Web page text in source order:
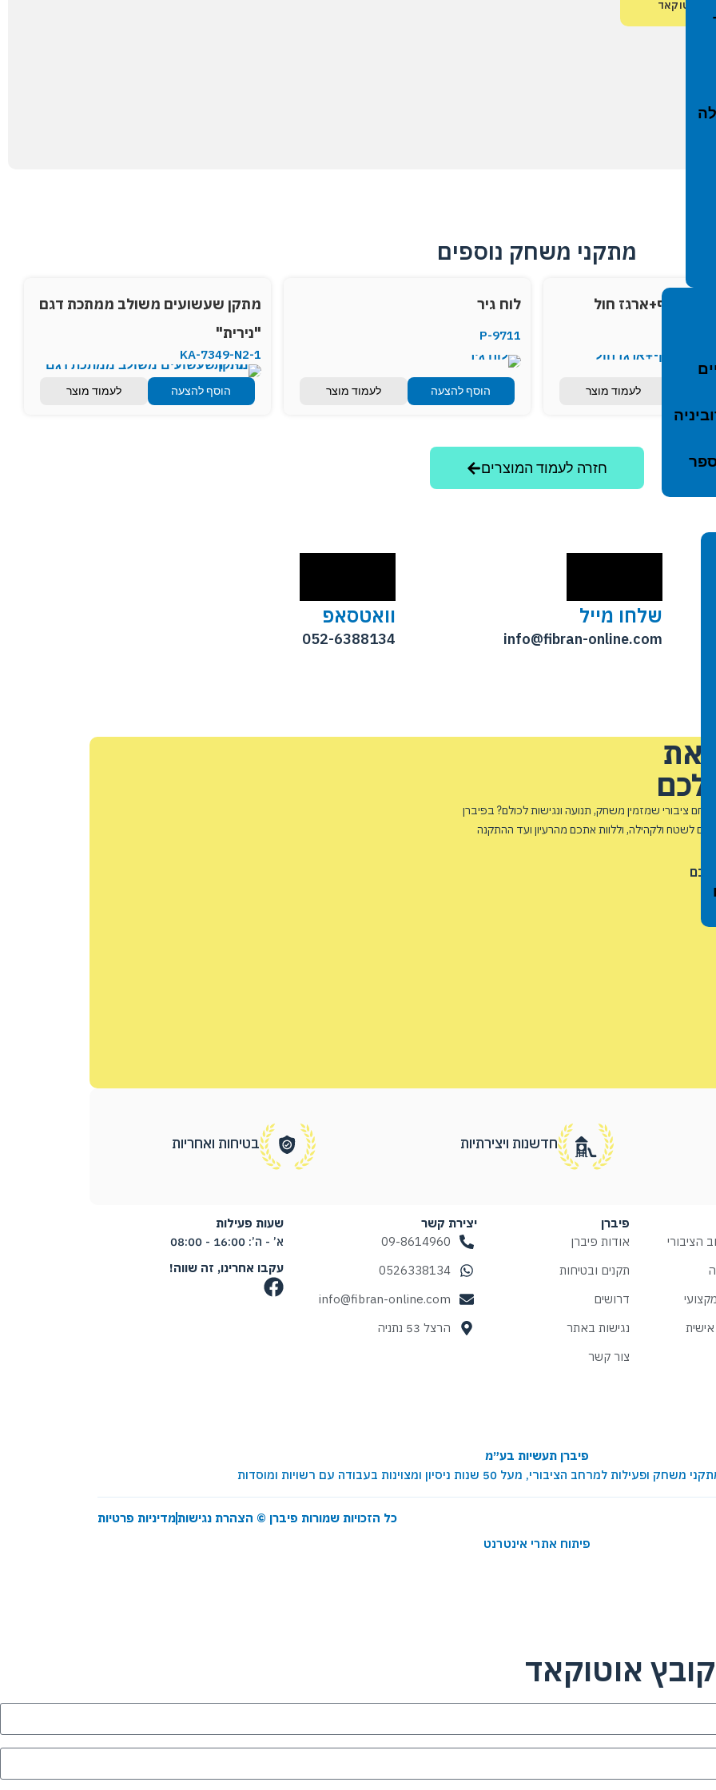
חול, סככות צל והצללות
נופש פעיל
אוטוקאד
מתקני משחק נוספים
פלרוף+ארגז חול
לעמוד מוצר
לוח גיר
P-9711
הוסף להצעה לעמוד מוצר
מתקן שעשועים משולב ממתכת דגם
"נירית"
KA-7349-N2-1
הוסף להצעה לעמוד מוצר
חזרה לעמוד המוצרים
שלחו מייל
info@fibran-online.com
וואטסאפ
052-6388134
את
ציבורי שמזמין משחק, תנועה ונגישות לכולם? בפיברן
לשטח ולקהילה, וללוות אתכם מהרעיון ועד ההתקנה
חדשנות ויצירתיות בטיחות ואחריות
הציבורי
פיברן
אודות פיברן
תקנים ובטיחות
דרושים
נגישות באתר
צור קשר
יצירת קשר
09-8614960
0526338134
info@fibran-online.com
הרצל 53 נתניה
שעות פעילות
א’ - ה’: 16:00 - 08:00
עקבו אחרינו, זה שווה!
פיברן תעשיות בע״מ
למרחב הציבורי, מעל 50 שנות ניסיון ומצוינות בעבודה עם רשויות ומוסדות
הצהרת נגישותמדיניות פרטיות
כל הזכויות שמורות פיברן ©
פיתוח אתרי אינטרנט
אוטוקאד